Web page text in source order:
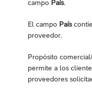
campo País.
El campo País
proveedor.
Propósito
permite a los
proveedores